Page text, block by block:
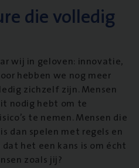
die volledig
wij in geloven: innovatie,
hebben we nog meer
zichzelf zijn. Mensen
nodig hebt om te
te nemen. Mensen die
dan spelen met regels en
het een kans is om écht
zoals jij?